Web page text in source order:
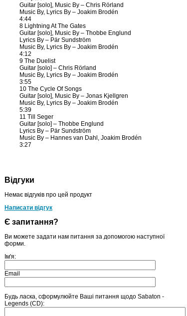
Guitar [solo], Music By – Chris Rörland
Music By, Lyrics By – Joakim Brodén
4:44
8 Lightning At The Gates
Guitar [solo], Music By – Thobbe Englund
Lyrics By – Pär Sundström
Music By, Lyrics By – Joakim Brodén
4:12
9 The Duelist
Guitar [solo] – Chris Rörland
Music By, Lyrics By – Joakim Brodén
3:55
10 The Cycle Of Songs
Guitar [solo], Music By – Jonas Kjellgren
Music By, Lyrics By – Joakim Brodén
5:39
11 Till Seger
Guitar [solo] – Thobbe Englund
Lyrics By – Pär Sundström
Music By – Hannes van Dahl, Joakim Brodén
3:27
Відгуки
Немає відгуків про цей продукт
Написати відгук
Є запитання?
Ви можете задати нам питання за допомогою наступної
форми.
Ім'я:
Email
Будь ласка, сформулюйте Ваші питання щодо Sabaton -
Legends (CD):